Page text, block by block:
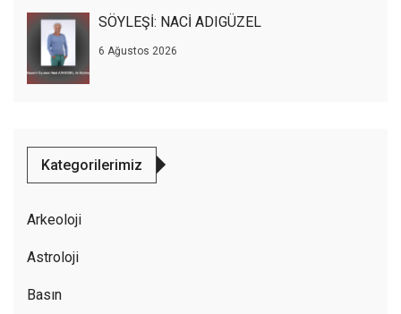
SÖYLEŞİ: NACİ ADIGÜZEL
6 Ağustos 2026
Kategorilerimiz
Arkeoloji
Astroloji
Basın